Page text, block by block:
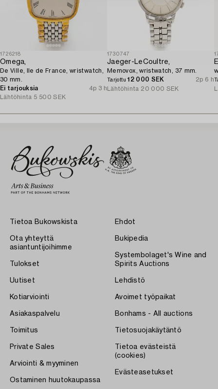
1726218
Omega,
De Ville, Ile de France, wristwatch,
30 mm.
Ei tarjouksia
4p 3 h
Lähtöhinta 5 500 SEK
1730747
Jaeger-LeCoultre,
Memovox, wristwatch, 37 mm.
Tarjottu12 000 SEK
2p 6 h
Lähtöhinta 20 000 SEK
Tietoa Bukowskista
Ota yhteyttä
asiantuntijoihimme
Tulokset
Uutiset
Kotiarviointi
Asiakaspalvelu
Toimitus
Private Sales
Arviointi & myyminen
Ostaminen huutokaupassa
Ehdot
Bukipedia
Systembolaget's Wine and
Spirits Auctions
Lehdistö
Avoimet työpaikat
Bonhams - All auctions
Tietosuojakäytäntö
Tietoa evästeistä
(cookies)
Evästeasetukset